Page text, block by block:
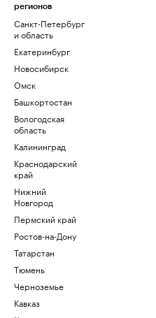
регионов
Санкт-Петербург
и область
Екатеринбург
Новосибирск
Омск
Башкортостан
Вологодская
область
Калининград
Краснодарский
край
Нижний
Новгород
Пермский край
Ростов-на-Дону
Татарстан
Тюмень
Черноземье
Кавказ